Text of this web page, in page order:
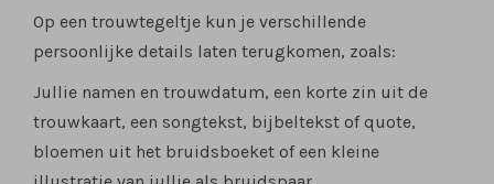
Op een trouwtegeltje kun je verschillende
persoonlijke details laten terugkomen, zoals:
Jullie namen en trouwdatum, een korte zin uit de
trouwkaart, een songtekst, bijbeltekst of quote,
bloemen uit het bruidsboeket of een kleine